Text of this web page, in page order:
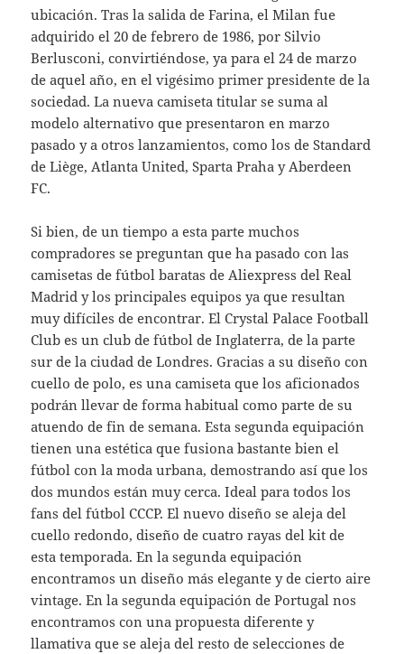
ubicación. Tras la salida de Farina, el Milan fue
adquirido el 20 de febrero de 1986, por Silvio
Berlusconi, convirtiéndose, ya para el 24 de marzo
de aquel año, en el vigésimo primer presidente de la
sociedad. La nueva camiseta titular se suma al
modelo alternativo que presentaron en marzo
pasado y a otros lanzamientos, como los de Standard
de Liège, Atlanta United, Sparta Praha y Aberdeen
FC.
Si bien, de un tiempo a esta parte muchos
compradores se preguntan que ha pasado con las
camisetas de fútbol baratas de Aliexpress del Real
Madrid y los principales equipos ya que resultan
muy difíciles de encontrar. El Crystal Palace Football
Club es un club de fútbol de Inglaterra, de la parte
sur de la ciudad de Londres. Gracias a su diseño con
cuello de polo, es una camiseta que los aficionados
podrán llevar de forma habitual como parte de su
atuendo de fin de semana. Esta segunda equipación
tienen una estética que fusiona bastante bien el
fútbol con la moda urbana, demostrando así que los
dos mundos están muy cerca. Ideal para todos los
fans del fútbol CCCP. El nuevo diseño se aleja del
cuello redondo, diseño de cuatro rayas del kit de
esta temporada. En la segunda equipación
encontramos un diseño más elegante y de cierto aire
vintage. En la segunda equipación de Portugal nos
encontramos con una propuesta diferente y
llamativa que se aleja del resto de selecciones de